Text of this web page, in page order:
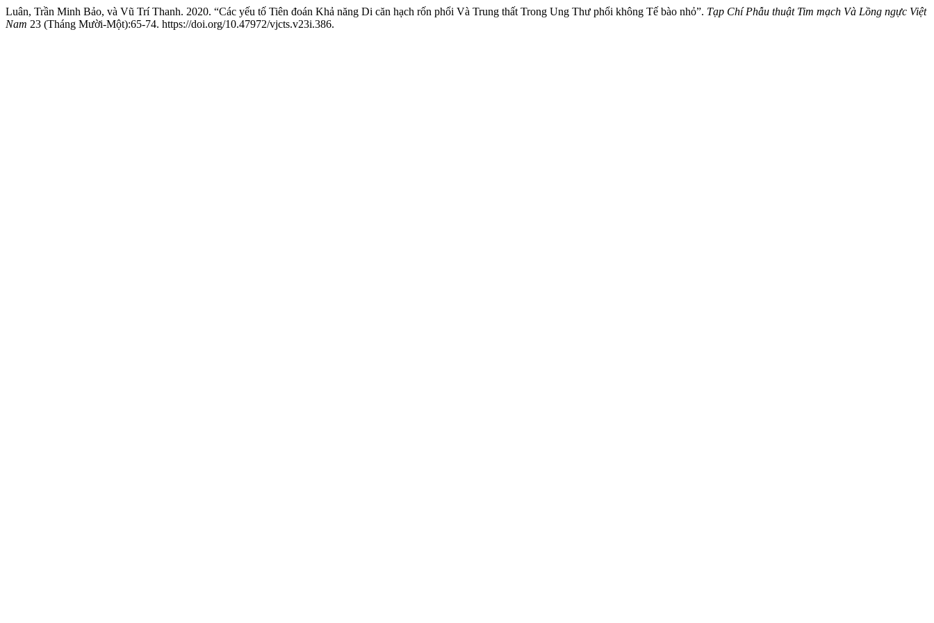
Luân, Trần Minh Bảo, và Vũ Trí Thanh. 2020. “Các yếu tố Tiên đoán Khả năng Di căn hạch rốn phổi Và Trung thất Trong Ung Thư phổi không Tế bào nhỏ”. Tạp Chí Phẫu thuật Tim mạch Và Lồng ngực Việt
Nam 23 (Tháng Mười-Một):65-74. https://doi.org/10.47972/vjcts.v23i.386.